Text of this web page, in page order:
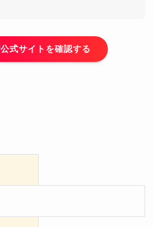
公式サイトを確認する